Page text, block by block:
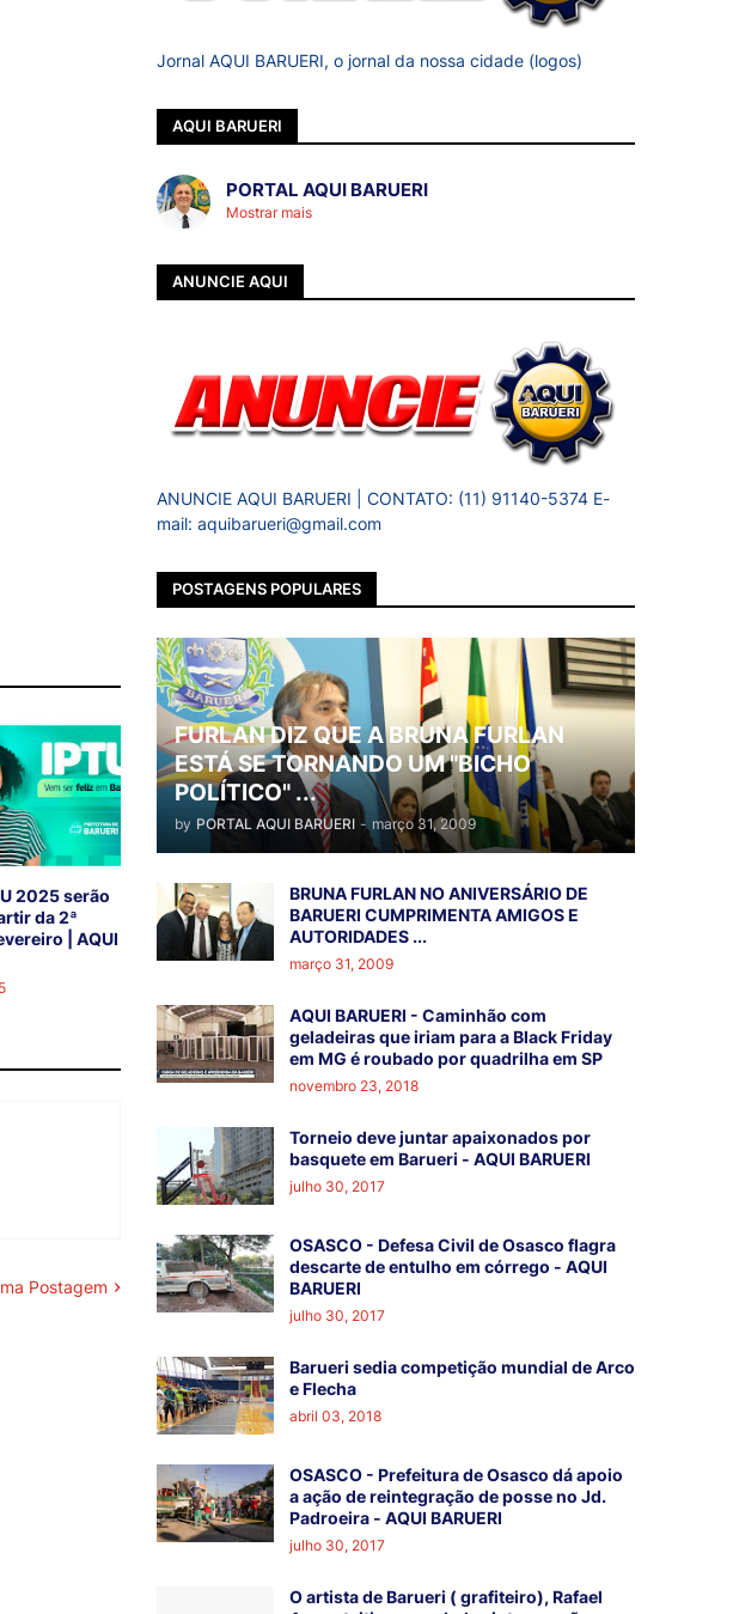
2025 serão
da 2ª
| AQUI
Postagem
Jornal AQUI BARUERI, o jornal da nossa cidade (logos)
AQUI BARUERI
PORTAL AQUI BARUERI
Mostrar mais
ANUNCIE AQUI
ANUNCIE AQUI BARUERI | CONTATO: (11) 91140-5374 E-
mail: aquibarueri@gmail.com
POSTAGENS POPULARES
FURLAN DIZ QUE A BRUNA FURLAN
ESTÁ SE TORNANDO UM "BICHO
POLÍTICO" ...
by PORTAL AQUI BARUERI - março 31, 2009
BRUNA FURLAN NO ANIVERSÁRIO DE
BARUERI CUMPRIMENTA AMIGOS E
AUTORIDADES ...
março 31, 2009
AQUI BARUERI - Caminhão com
geladeiras que iriam para a Black Friday
em MG é roubado por quadrilha em SP
novembro 23, 2018
Torneio deve juntar apaixonados por
basquete em Barueri - AQUI BARUERI
julho 30, 2017
OSASCO - Defesa Civil de Osasco flagra
descarte de entulho em córrego - AQUI
BARUERI
julho 30, 2017
Barueri sedia competição mundial de Arco
e Flecha
abril 03, 2018
OSASCO - Prefeitura de Osasco dá apoio
a ação de reintegração de posse no Jd.
Padroeira - AQUI BARUERI
julho 30, 2017
O artista de Barueri ( grafiteiro), Rafael